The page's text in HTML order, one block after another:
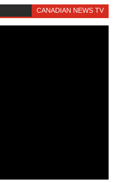
CANADIAN NEWS TV